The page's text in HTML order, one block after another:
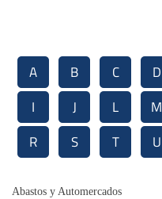
A B C D
I
J L M
R
S T U
Abastos y Automercados